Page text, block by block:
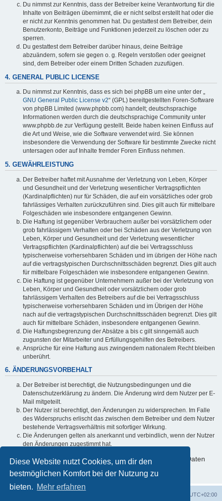
Diese Website nutzt Cookies, um dir den
bestmöglichen Komfort bei der Nutzung zu
bieten. Mehr erfahren
Du nimmst zur Kenntnis, dass der Betreiber keine Verantwortung für die
Inhalte von Beiträgen übernimmt, die er nicht selbst erstellt hat oder die
er nicht zur Kenntnis genommen hat. Du gestattest dem Betreiber, dein
Benutzerkonto, Beiträge und Funktionen jederzeit zu löschen oder zu
sperren.
Du gestattest dem Betreiber darüber hinaus, deine Beiträge
abzuändern, sofern sie gegen o. g. Regeln verstoßen oder geeignet
sind, dem Betreiber oder einem Dritten Schaden zuzufügen.
4. GENERAL PUBLIC LICENSE
Du nimmst zur Kenntnis, dass es sich bei phpBB um eine unter der „
GNU General Public License v2“ (GPL) bereitgestellten Foren-Software
von phpBB Limited (www.phpbb.com) handelt; deutschsprachige
Informationen werden durch die deutschsprachige Community unter
www.phpbb.de zur Verfügung gestellt. Beide haben keinen Einfluss auf
die Art und Weise, wie die Software verwendet wird. Sie können
insbesondere die Verwendung der Software für bestimmte Zwecke nicht
untersagen oder auf Inhalte fremder Foren Einfluss nehmen.
5. GEWÄHRLEISTUNG
Der Betreiber haftet mit Ausnahme der Verletzung von Leben, Körper
und Gesundheit und der Verletzung wesentlicher Vertragspflichten
(Kardinalpflichten) nur für Schäden, die auf ein vorsätzliches oder grob
fahrlässiges Verhalten zurückzuführen sind. Dies gilt auch für mittelbare
Folgeschäden wie insbesondere entgangenen Gewinn.
Die Haftung ist gegenüber Verbrauchern außer bei vorsätzlichem oder
grob fahrlässigem Verhalten oder bei Schäden aus der Verletzung von
Leben, Körper und Gesundheit und der Verletzung wesentlicher
Vertragspflichten (Kardinalpflichten) auf die bei Vertragsschluss
typischerweise vorhersehbaren Schäden und im übrigen der Höhe nach
auf die vertragstypischen Durchschnittsschäden begrenzt. Dies gilt auch
für mittelbare Folgeschäden wie insbesondere entgangenen Gewinn.
Die Haftung ist gegenüber Unternehmern außer bei der Verletzung von
Leben, Körper und Gesundheit oder vorsätzlichem oder grob
fahrlässigem Verhalten des Betreibers auf die bei Vertragsschluss
typischerweise vorhersehbaren Schäden und im Übrigen der Höhe
nach auf die vertragstypischen Durchschnittsschäden begrenzt. Dies gilt
auch für mittelbare Schäden, insbesondere entgangenen Gewinn.
Die Haftungsbegrenzung der Absätze a bis c gilt sinngemäß auch
zugunsten der Mitarbeiter und Erfüllungsgehilfen des Betreibers.
Ansprüche für eine Haftung aus zwingendem nationalem Recht bleiben
unberührt.
6. ÄNDERUNGSVORBEHALT
Der Betreiber ist berechtigt, die Nutzungsbedingungen und die
Datenschutzerklärung zu ändern. Die Änderung wird dem Nutzer per E-
Mail mitgeteilt.
Der Nutzer ist berechtigt, den Änderungen zu widersprechen. Im Falle
des Widerspruchs erlischt das zwischen dem Betreiber und dem Nutzer
bestehende Vertragsverhältnis mit sofortiger Wirkung.
Die Änderungen gelten als anerkannt und verbindlich, wenn der Nutzer
den Änderungen zugestimmt hat.
Informationen über den Umgang mit deinen persönlichen Daten
sind in der Datenschutzerklärung enthalten.
UTC+02:00